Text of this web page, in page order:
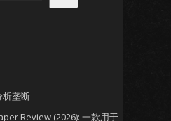
析垄断
Review (2026): 一款用于